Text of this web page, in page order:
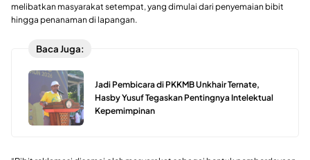
melibatkan masyarakat setempat, yang dimulai dari penyemaian bibit
hingga penanaman di lapangan.
Baca Juga:
Jadi Pembicara di PKKMB Unkhair Ternate,
Hasby Yusuf Tegaskan Pentingnya Intelektual
Kepemimpinan